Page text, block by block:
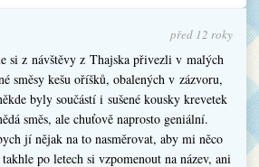
před 12 roky
si z návštěvy z Thajska přivezli v malých
směsy kešu oříšků, obalených v zázvoru,
byly součástí i sušené kousky krevetek
směs, ale chuťově naprosto geniální.
jí nějak na to nasměrovat, aby mi něco
po letech si vzpomenout na název, ani